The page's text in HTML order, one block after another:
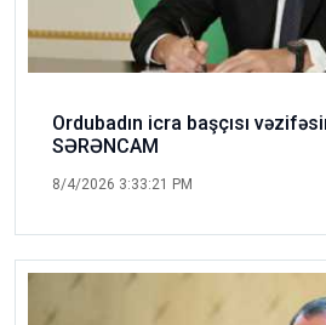
Ordubadın icra başçısı
SƏRƏNCAM
8/4/2026 3:33:21 PM